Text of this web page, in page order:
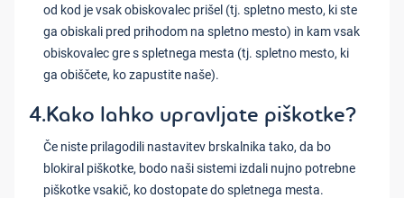
od kod je vsak obiskovalec prišel (tj. spletno mesto, ki ste
ga obiskali pred prihodom na spletno mesto) in kam vsak
obiskovalec gre s spletnega mesta (tj. spletno mesto, ki
ga obiščete, ko zapustite naše).
4.Kako lahko upravljate piškotke?
Če niste prilagodili nastavitev brskalnika tako, da bo
blokiral piškotke, bodo naši sistemi izdali nujno potrebne
piškotke vsakič, ko dostopate do spletnega mesta.